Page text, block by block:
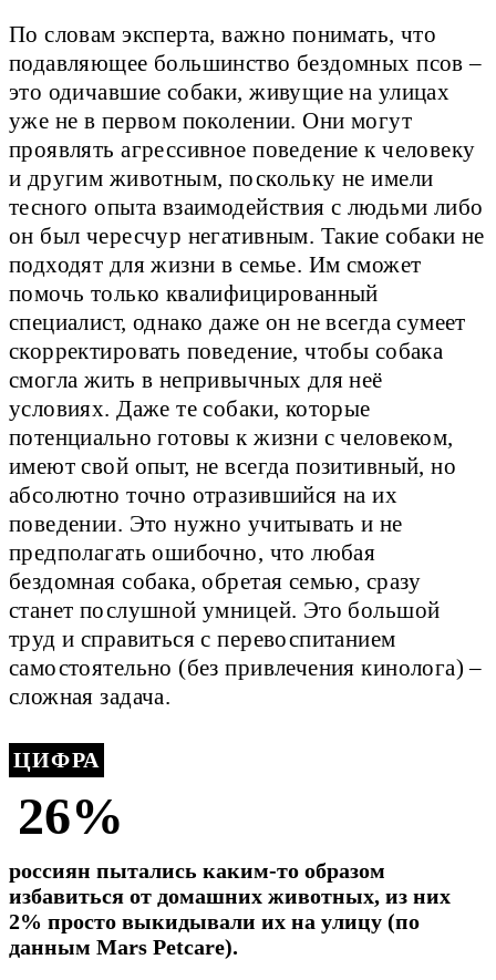
По словам эксперта, важно понимать, что
подавляющее большинство бездомных псов –
это одичавшие собаки, живущие на улицах
уже не в первом поколении. Они могут
проявлять агрессивное поведение к человеку
и другим животным, поскольку не имели
тесного опыта взаимодействия с людьми либо
он был чересчур негативным. Такие собаки не
подходят для жизни в семье. Им сможет
помочь только квалифицированный
специалист, однако даже он не всегда сумеет
скорректировать поведение, чтобы собака
смогла жить в непривычных для неё
условиях. Даже те собаки, которые
потенциально готовы к жизни с человеком,
имеют свой опыт, не всегда позитивный, но
абсолютно точно отразившийся на их
поведении. Это нужно учитывать и не
предполагать ошибочно, что любая
бездомная собака, обретая семью, сразу
станет послушной умницей. Это большой
труд и справиться с перевоспитанием
самостоятельно (без привлечения кинолога) –
сложная задача.
ЦИФРА
26%
россиян пытались каким-то образом
избавиться от домашних животных, из них
2% просто выкидывали их на улицу (по
данным Mars Petcare).